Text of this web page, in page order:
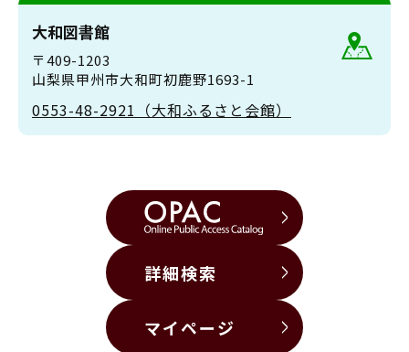
大和図書館
〒409-1203
山梨県甲州市大和町初鹿野1693-1
0553-48-2921（大和ふるさと会館）
詳細検索
マイページ